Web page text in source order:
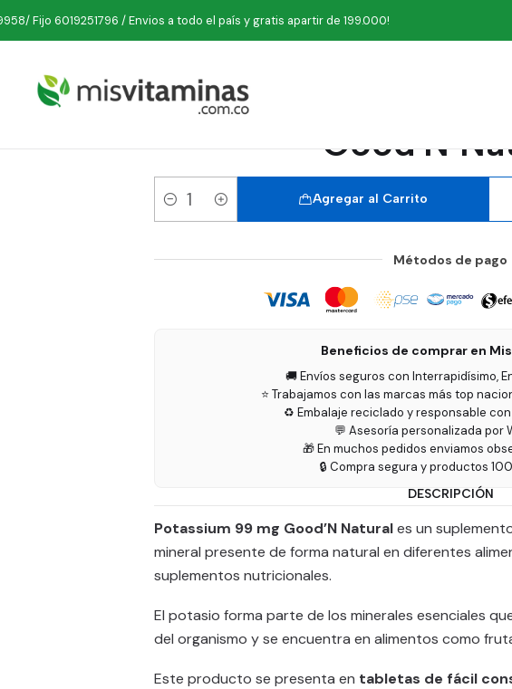
Fijo 6019251796 / Envios a todo el país y gratis apartir de 199.000!
Potasio Potassium 99 mg 100 Cápsulas Good'N Natural
Potassium 99 mg
Good'N
Cantidad
Agregar al Carrito
Métodos de pago
Beneficios de comprar en
🚚 Envíos seguros con Interrapidísimo,
⭐ Trabajamos con las marcas más top
♻️ Embalaje reciclado y responsable
💬 Asesoría personalizada por
🎁 En muchos pedidos enviamos
🔒 Compra segura y productos
DESCRIPCIÓN
Potassium 99 mg Good’N Naturales un
mineral presente de forma natural en diferentes
suplementos nutricionales.
El potasio forma parte de los minerales esenciales
del organismo y se encuentra en alimentos como
Este producto se presenta en tabletas de fácil